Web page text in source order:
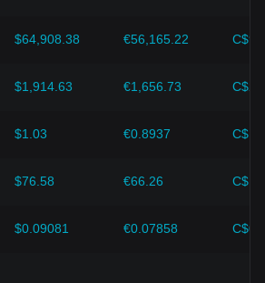
響を与えます。例えば、高いインフレ率
市場の信頼を低下させ、その結果、ヘッ
昇する可能性があります。
ションやセキュリティの強化など、暗号
価値向上を強力に支えてきました。
せん。これらの要因を考慮した上で、投
の価格変動を注意深く観察し、進化す
$64,908.38 €56,165.22
$1,914.63 €1,656.73
$1.03 €0.8937
$76.58 €66.26
$0.09081 €0.07858